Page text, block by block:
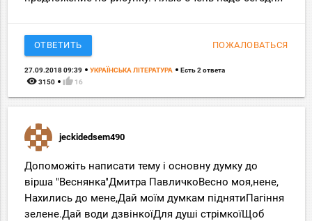
ОТВЕТИТЬ ПОЖАЛОВАТЬСЯ
27.09.2018 09:39 УКРАЇНСЬКА ЛІТЕРАТУРА Есть 2 ответа
remove_red_eye 3150 thumb_up 16
jeckidedsem490
Допоможіть написати тему і основну думку до
вірша "Веснянка"Дмитра ПавличкоВесно моя,нене,
Нахились до мене,Дай моїм думкам піднятиПагіння
зелене.Дай води дзвінкоїДля душі стрімкоїЩоб